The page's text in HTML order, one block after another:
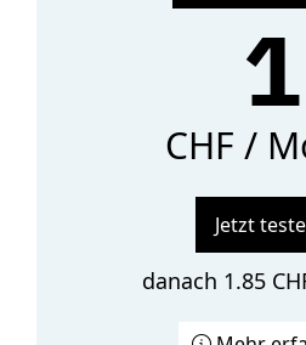
1
CHF /
Jetzt
danach 1.85